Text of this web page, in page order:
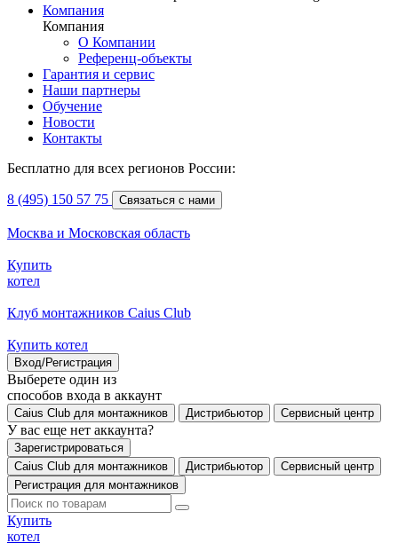
Компания
Компания
О Компании
Референц-объекты
Гарантия и сервис
Наши партнеры
Обучение
Новости
Контакты
Бесплатно для всех регионов России:
8 (495) 150 57 75 Связаться с нами
Москва и Московская область
Купить
котел
Клуб монтажников Caius Club
Купить котел
Вход/Регистрация
Выберете один из
способов входа в аккаунт
Caius Club для монтажников Дистрибьютор Сервисный центр
У вас еще нет аккаунта?
Зарегистрироваться
Caius Club для монтажников
Дистрибьютор
Сервисный центр
Регистрация для монтажников
Купить
котел